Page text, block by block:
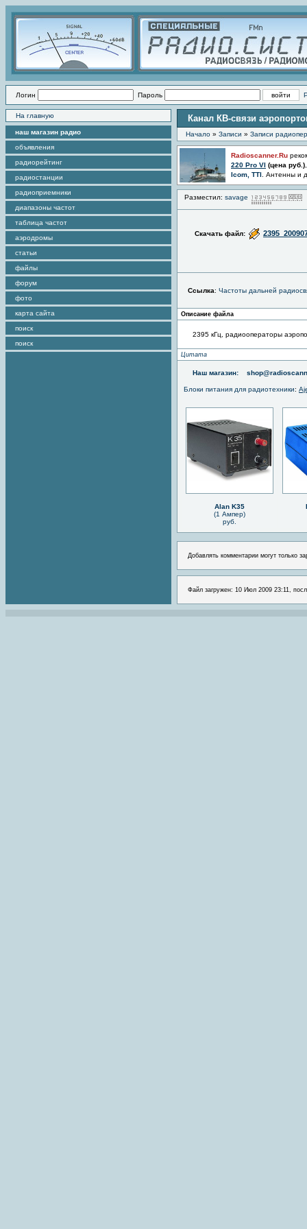
Логин Пароль
На главную
наш магазин радио
объявления
радиорейтинг
радиостанции
радиоприемники
диапазоны частот
таблица частот
аэродромы
статьи
файлы
форум
фото
карта сайта
поиск
поиск
Канал КВ-связи
Начало » Записи » Записи
Radioscanner.Ru
220 Pro VI (цена руб.)
Icom, TTI . Антенны и
Разместил: savage
Скачать файл:
Ссылка: Частоты дальней
Описание файла
2395 кГц, радиооператоры
Цитата
Наш магазин:
Блоки питания для радиотехники:
Alan K35
(1 Ампер)
руб.
Добавлять комментарии могут только
Файл загружен: 10 Июл 2009 23:11,